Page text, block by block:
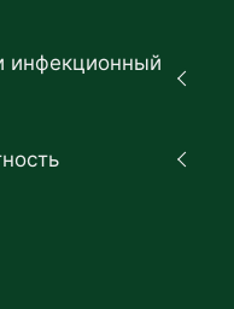
инфекционный